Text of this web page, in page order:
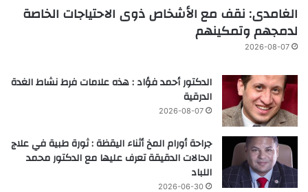
الغامدى: نقف مع الأشخاص ذوى الاحتياجات الخاصة
لدمجهم وتمكينهم
2026-08-07
الدكتور أحمد فؤاد : هذه علامات فرط نشاط الغدة
الدرقية
2026-08-07
جراحة أورام المخ أثناء اليقظة : ثورة طبية في علاج
الحالات الدقيقة تعرف عليها مع الدكتور محمد
اللباد
2026-06-30